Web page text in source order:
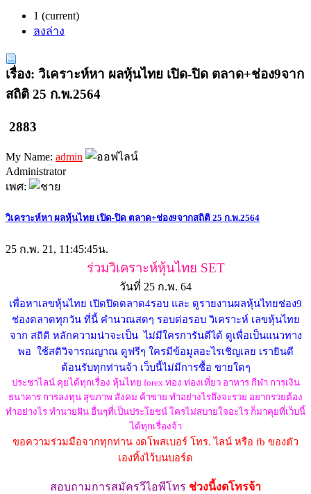
1 (current)
ลงล่าง
เรื่อง: วิเคราะห์หา ผลหุ้นไทย เปิด-ปิด ตลาด+ช่อง9จาก
สถิติ 25 ก.พ.2564
2883
My Name: admin
Administrator
เพศ:
วิเคราะห์หา ผลหุ้นไทย เปิด-ปิด ตลาด+ช่อง9จากสถิติ 25 ก.พ.2564
25 ก.พ. 21, 11:45:45น.
ร่วมวิเคราะห์หุ้นไทย SET
วันที่ 25 ก.พ. 64
เพื่อหาเลขหุ้นไทย เปิดปิดตลาด4รอบ และ ดูรายงานผลหุ้นไทยช่อง9
ช่องตลาดทุกวัน ที่นี้ คำนวณสดๆ รอบต่อรอบ วิเคราะห์ เลขหุ้นไทย
จาก สถิติ หลักความน่าจะเป็น ไม่มีใครการันตีได้ ดูเพื่อเป็นแนวทาง
พอ ใช้สติวิจารณญาณ ดูฟรีๆ ใครมีข้อมูลอะไรเชิญเลย เรายินดี
ต้อนรับทุกท่านจ้า เว็บนี้ไม่มีการซื้อ ขายใดๆ
ประชาไลน์ คุยได้ทุกเรื่อง หุ้นไทย forex ทอง ท่องเที่ยว อาหาร กีฬา การเงิน
ธนาคาร การลงทุน สุขภาพ สังคม ค้าขาย ทำอย่างไรถึงจะรวย อยากรวยต้อง
ทำอย่างไร ทำนายฝัน อื่นๆที่เป็นประโยชน์ ใครไม่สบายใจอะไร ก็มาคุยที่เว็บนี้
ได้ทุกเรื่องจ้า
ขอความร่วมมือจากทุกท่าน งดโพสเบอร์ โทร. ไลน์ หรือ fb ของตัว
เองทิ้งไว้บนบอร์ด
สอบถามการสมัครวีไอพีโทร ช่วงนี้งดโทรจ้า